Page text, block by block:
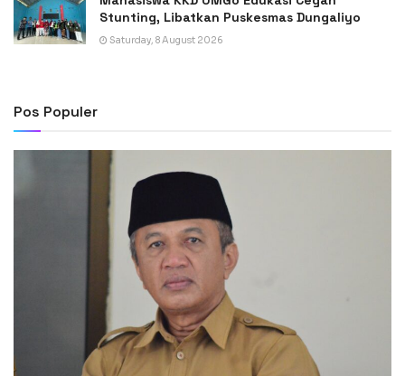
Stunting, Libatkan Puskesmas Dungaliyo
Saturday, 8 August 2026
Pos Populer